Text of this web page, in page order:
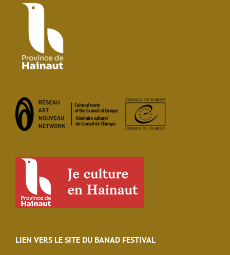
LIEN VERS LE SITE DU BANAD FESTIVAL